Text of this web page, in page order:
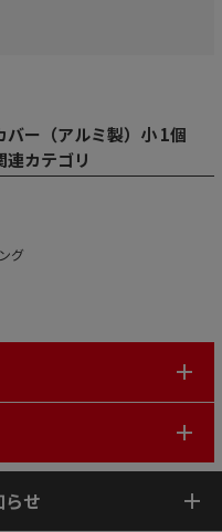
ー（アルミ製）小 1個
連カテゴリ
グ
せ